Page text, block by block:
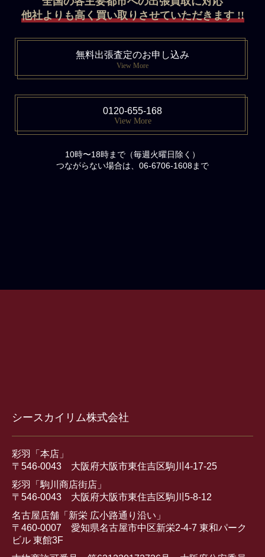
他社よりも高く買い取りさせていただきます !!
無料出張査定のお申し込み
View More
0120-655-168
View More
10時〜18時まで（毎週火曜日除く）
つながらない場合は、06-6706-1608まで
シースカイリム株式会社
彩羽「本店」
〒546-0043 大阪府大阪市東住吉区駒川4-17-25
彩羽「駒川商店街店」
〒546-0043 大阪府大阪市東住吉区駒川5-8-12
名古屋店舗「新栄 広小路通り沿い」
〒460-0007 愛知県名古屋市中区新栄2-4-7 東和パーク
ビル 東館3F